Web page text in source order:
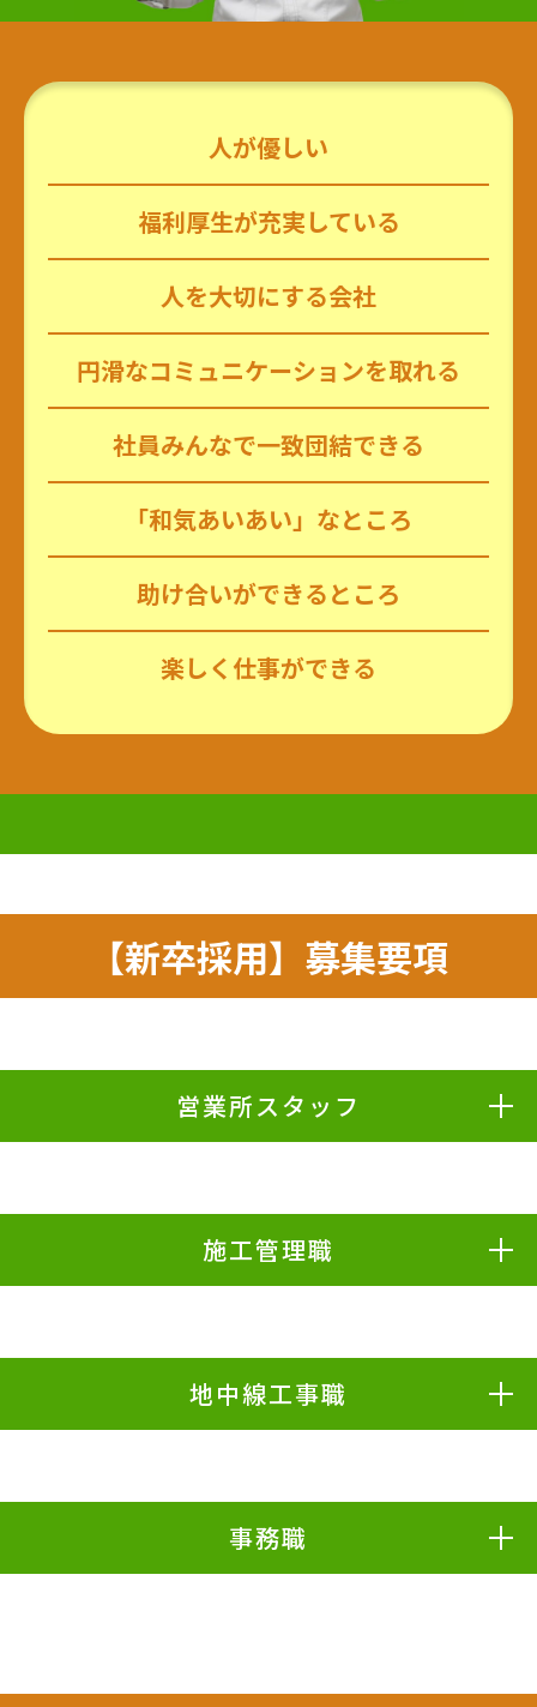
人が優しい
福利厚生が充実している
人を大切にする会社
円滑なコミュニケーションを取れる
社員みんなで一致団結できる
「和気あいあい」 なところ
助け合いができるところ
楽しく仕事ができる
【新卒採用】募集要項
営業所スタッフ
施工管理職
地中線工事職
事務職